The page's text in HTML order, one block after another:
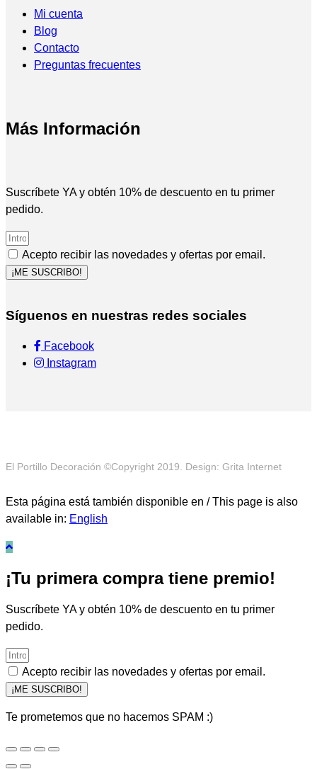
Mi cuenta
Blog
Contacto
Preguntas frecuentes
Más Información
Suscríbete YA y obtén 10% de descuento en tu primer
pedido.
Acepto recibir las novedades y ofertas por email.
¡ME SUSCRIBO!
Síguenos en nuestras redes sociales
Facebook
Instagram
El Portillo Decoración ©Copyright 2019. Design: Grita Internet
Esta página está también disponible en / This page is also
available in: English
¡Tu primera compra tiene premio!
Suscríbete YA y obtén 10% de descuento en tu primer
pedido.
Acepto recibir las novedades y ofertas por email.
¡ME SUSCRIBO!
Te prometemos que no hacemos SPAM :)